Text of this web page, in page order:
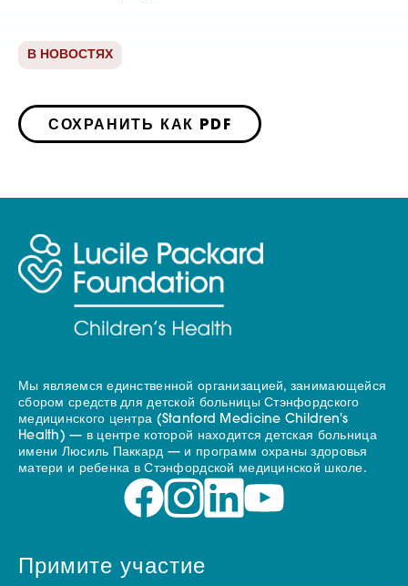
В НОВОСТЯХ
СОХРАНИТЬ КАК PDF
Мы являемся единственной организацией, занимающейся
сбором средств для детской больницы Стэнфордского
медицинского центра (Stanford Medicine Children's
Health) — в центре которой находится детская больница
имени Люсиль Паккард — и программ охраны здоровья
матери и ребенка в Стэнфордской медицинской школе.
Примите участие